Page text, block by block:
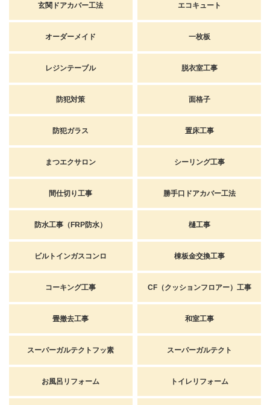
玄関ドアカバー工法 エコキュート
オーダーメイド 一枚板
レジンテーブル 脱衣室工事
防犯対策 面格子
防犯ガラス 置床工事
まつエクサロン シーリング工事
間仕切り工事 勝手口ドアカバー工法
防水工事（FRP防水） 樋工事
ビルトインガスコンロ 棟板金交換工事
コーキング工事 CF（クッションフロアー）工事
畳撤去工事 和室工事
スーパーガルテクトフッ素 スーパーガルテクト
お風呂リフォーム トイレリフォーム